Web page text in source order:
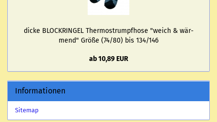
dicke BLOCK­RIN­GEL Ther­mo­strumpf­ho­se "weich & wär­
mend" Größe (74/80) bis 134/146
ab 10,89 EUR
Informationen
Sitemap